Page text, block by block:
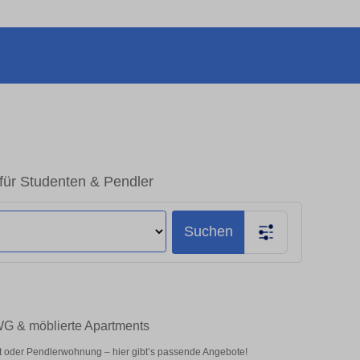
Studenten & Pendler
Suchen
& möblierte Apartments
Pendlerwohnung – hier gibt’s passende Angebote!